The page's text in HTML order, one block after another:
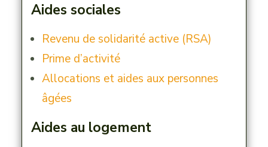
Aides sociales
Revenu de solidarité active (RSA)
Prime d’activité
Allocations et aides aux personnes
âgées
Aides au logement